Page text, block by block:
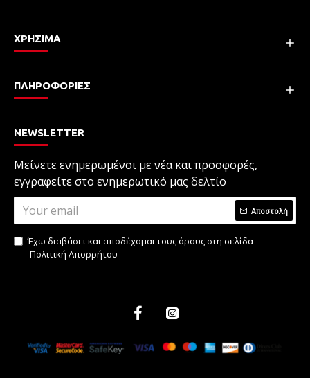
ΧΡΗΣΙΜΑ
ΠΛΗΡΟΦΟΡΙΕΣ
NEWSLETTER
Μείνετε ενημερωμένοι με νέα και προσφορές,
εγγραφείτε στο ενημερωτικό μας δελτίο
Αποστολή
Έχω διαβάσει και αποδέχομαι τους όρους στη σελίδα
Πολιτική Απορρήτου